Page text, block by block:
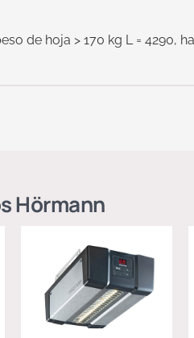
de hoja > 170 kg L =
Hörmann